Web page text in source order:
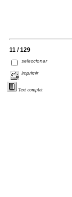
11 / 129
seleccionar
imprimir
Text complet